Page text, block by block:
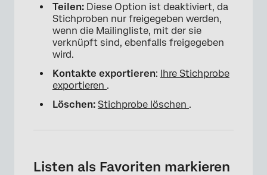
×
Teilen: Diese Option ist deaktiviert, da
Stichproben nur freigegeben werden,
wenn die Mailingliste, mit der sie
verknüpft sind, ebenfalls freigegeben
wird.
Kontakte exportieren: Ihre Stichprobe
exportieren .
Löschen: Stichprobe löschen .
Listen als Favoriten markieren